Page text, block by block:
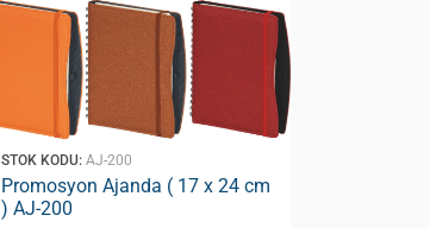
STOK KODU:AJ-200
Promosyon Ajanda ( 17 x 24 cm
) AJ-200